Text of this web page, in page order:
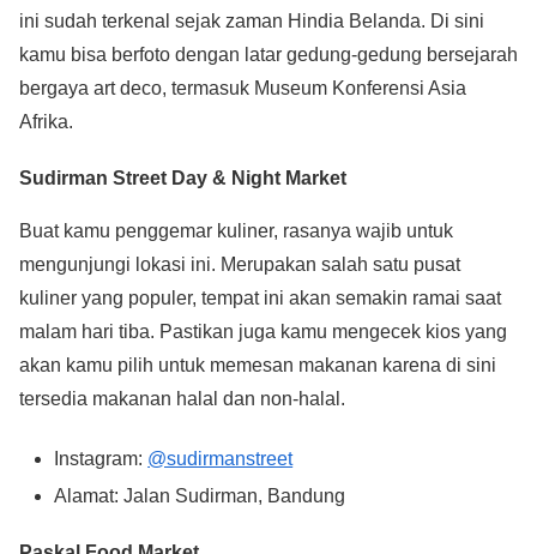
ini sudah terkenal sejak zaman Hindia Belanda. Di sini
kamu bisa berfoto dengan latar gedung-gedung bersejarah
bergaya art deco, termasuk Museum Konferensi Asia
Afrika.
Sudirman Street Day & Night Market
Buat kamu penggemar kuliner, rasanya wajib untuk
mengunjungi lokasi ini. Merupakan salah satu pusat
kuliner yang populer, tempat ini akan semakin ramai saat
malam hari tiba. Pastikan juga kamu mengecek kios yang
akan kamu pilih untuk memesan makanan karena di sini
tersedia makanan halal dan non-halal.
Instagram: @sudirmanstreet
Alamat: Jalan Sudirman, Bandung